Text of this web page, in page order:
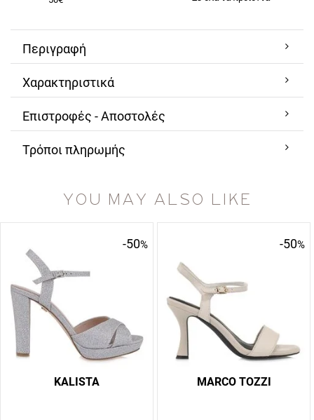
Περιγραφή
Χαρακτηριστικά
Επιστροφές - Αποστολές
Τρόποι πληρωμής
YOU MAY ALSO LIKE
-50%
KALISTA
-50%
MARCO TOZZI